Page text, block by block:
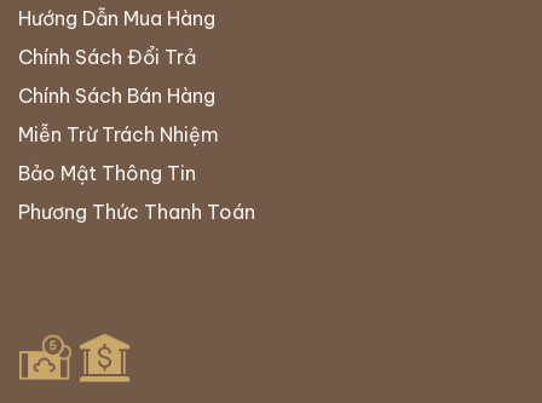
Hướng Dẫn Mua Hàng
Chính Sách Đổi Trả
Chính Sách Bán Hàng
Miễn Trừ Trách Nhiệm
Bảo Mật Thông Tin
Phương Thức Thanh Toán